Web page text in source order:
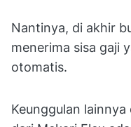
Nantinya, di akhir
menerima sisa gaji
otomatis.
Keunggulan lainnya